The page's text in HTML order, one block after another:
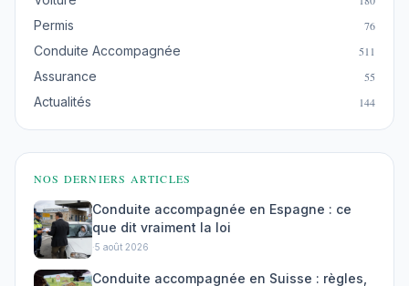
Permis 76
Conduite Accompagnée 511
Assurance 55
Actualités 144
NOS DERNIERS ARTICLES
Conduite accompagnée en Espagne : ce
que dit vraiment la loi
·5 août 2026
Conduite accompagnée en Suisse : règles,